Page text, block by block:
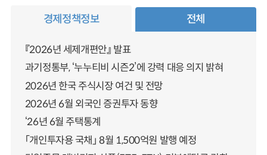
경제정책정보 전체
『2026년 세제개편안』 발표
과기정통부, ‘누누티비 시즌2’에 강력 대응 의지 밝혀
2026년 한국 주식시장 여건 및 전망
2026년 6월 외국인 증권투자 동향
‘26년 6월 주택통계
「개인투자용 국채」 8월 1,500억원 발행 예정